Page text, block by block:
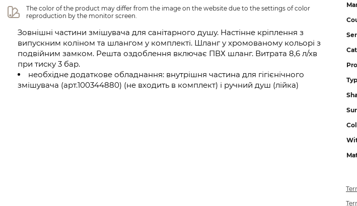
The color of the product may differ from the image on the website due to the settings of color
reproduction by the monitor screen.
Зовнішні частини змішувача для санітарного душу. Настінне кріплення з
випускним коліном та шлангом у комплекті. Шланг у хромованому кольорі з
подвійним замком. Решта оздоблення включає ПВХ шланг. Витрата 8,6 л/хв
при тиску 3 бар.
необхідне додаткове обладнання: внутрішня частина для гігієнічного
змішувача (арт.100344880) (не входить в комплект) і ручний душ (лійка)